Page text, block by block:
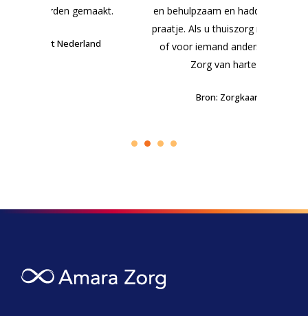
en behulpzaam en hadden ook tijd voor een
praatje. Als u thuiszorg nodig hebt voor uzelf
of voor iemand anders, dan kan ik Amara
Zorg van harte aanbevelen.
Bron: Zorgkaart Nederland